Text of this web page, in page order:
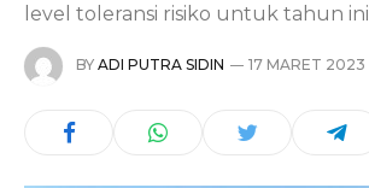
level toleransi risiko untuk tahun ini
BY ADI PUTRA SIDIN 17 MARET 2023